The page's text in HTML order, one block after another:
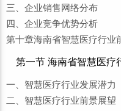
三、企业销售网络分布
四、企业竞争优势分析
第十章海南省智慧医疗行业
第一节 海南省智慧医疗
一、智慧医疗行业发展潜力
二、智慧医疗行业前景展望